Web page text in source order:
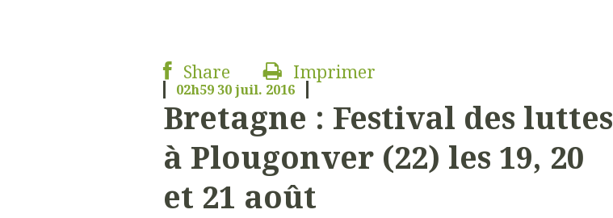
Share Imprimer
02h59 30juil. 2016
Bretagne : Festival des luttes
à Plougonver (22) les 19, 20
et 21 août